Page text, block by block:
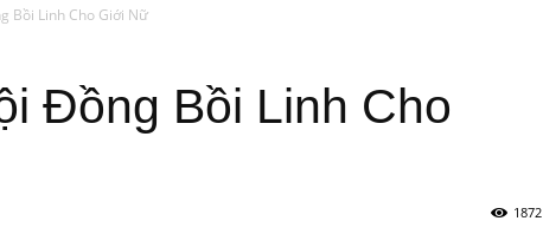
Bồi Linh Cho Giới Nữ
Đồng Bồi Linh Cho
1872